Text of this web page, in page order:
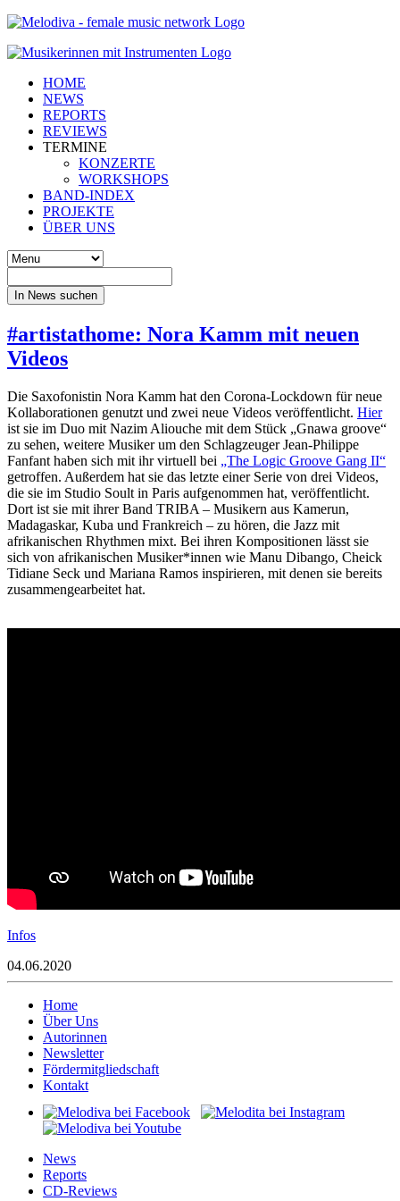
HOME
NEWS
REPORTS
REVIEWS
TERMINE
KONZERTE
WORKSHOPS
BAND-INDEX
PROJEKTE
ÜBER UNS
In News suchen
#artistathome: Nora Kamm mit neuen
Videos
Die Saxofonistin Nora Kamm hat den Corona-Lockdown für neue
Kollaborationen genutzt und zwei neue Videos veröffentlicht. Hier
ist sie im Duo mit Nazim Aliouche mit dem Stück „Gnawa groove“
zu sehen, weitere Musiker um den Schlagzeuger Jean-Philippe
Fanfant haben sich mit ihr virtuell bei „The Logic Groove Gang II“
getroffen. Außerdem hat sie das letzte einer Serie von drei Videos,
die sie im Studio Soult in Paris aufgenommen hat, veröffentlicht.
Dort ist sie mit ihrer Band TRIBA – Musikern aus Kamerun,
Madagaskar, Kuba und Frankreich – zu hören, die Jazz mit
afrikanischen Rhythmen mixt. Bei ihren Kompositionen lässt sie
sich von afrikanischen Musiker*innen wie Manu Dibango, Cheick
Tidiane Seck und Mariana Ramos inspirieren, mit denen sie bereits
zusammengearbeitet hat.
Infos
04.06.2020
Home
Über Uns
Autorinnen
Newsletter
Fördermitgliedschaft
Kontakt
News
Reports
CD-Reviews